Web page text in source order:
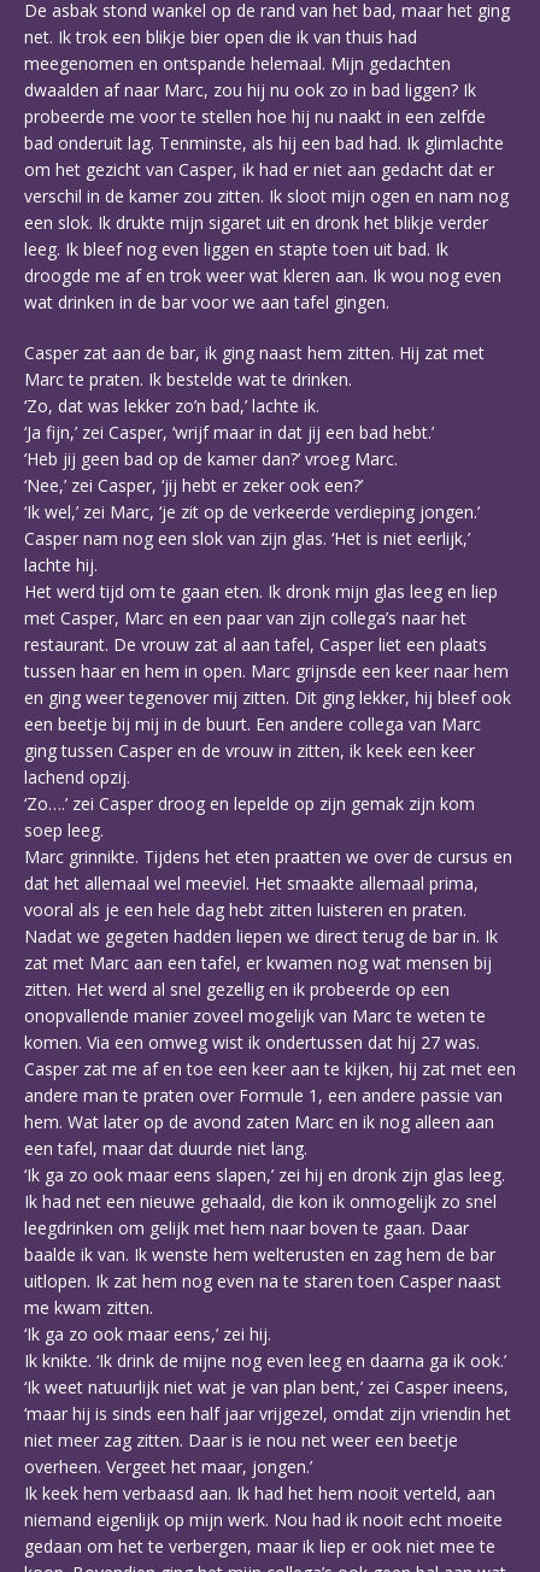
De asbak stond wankel op de rand van het bad, maar het ging
net. Ik trok een blikje bier open die ik van thuis had
meegenomen en ontspande helemaal. Mijn gedachten
dwaalden af naar Marc, zou hij nu ook zo in bad liggen? Ik
probeerde me voor te stellen hoe hij nu naakt in een zelfde
bad onderuit lag. Tenminste, als hij een bad had. Ik glimlachte
om het gezicht van Casper, ik had er niet aan gedacht dat er
verschil in de kamer zou zitten. Ik sloot mijn ogen en nam nog
een slok. Ik drukte mijn sigaret uit en dronk het blikje verder
leeg. Ik bleef nog even liggen en stapte toen uit bad. Ik
droogde me af en trok weer wat kleren aan. Ik wou nog even
wat drinken in de bar voor we aan tafel gingen.
Casper zat aan de bar, ik ging naast hem zitten. Hij zat met
Marc te praten. Ik bestelde wat te drinken.
‘Zo, dat was lekker zo’n bad,’ lachte ik.
‘Ja fijn,’ zei Casper, ‘wrijf maar in dat jij een bad hebt.’
‘Heb jij geen bad op de kamer dan?’ vroeg Marc.
‘Nee,’ zei Casper, ‘jij hebt er zeker ook een?’
‘Ik wel,’ zei Marc, ‘je zit op de verkeerde verdieping jongen.’
Casper nam nog een slok van zijn glas. ‘Het is niet eerlijk,’
lachte hij.
Het werd tijd om te gaan eten. Ik dronk mijn glas leeg en liep
met Casper, Marc en een paar van zijn collega’s naar het
restaurant. De vrouw zat al aan tafel, Casper liet een plaats
tussen haar en hem in open. Marc grijnsde een keer naar hem
en ging weer tegenover mij zitten. Dit ging lekker, hij bleef ook
een beetje bij mij in de buurt. Een andere collega van Marc
ging tussen Casper en de vrouw in zitten, ik keek een keer
lachend opzij.
‘Zo….’ zei Casper droog en lepelde op zijn gemak zijn kom
soep leeg.
Marc grinnikte. Tijdens het eten praatten we over de cursus en
dat het allemaal wel meeviel. Het smaakte allemaal prima,
vooral als je een hele dag hebt zitten luisteren en praten.
Nadat we gegeten hadden liepen we direct terug de bar in. Ik
zat met Marc aan een tafel, er kwamen nog wat mensen bij
zitten. Het werd al snel gezellig en ik probeerde op een
onopvallende manier zoveel mogelijk van Marc te weten te
komen. Via een omweg wist ik ondertussen dat hij 27 was.
Casper zat me af en toe een keer aan te kijken, hij zat met een
andere man te praten over Formule 1, een andere passie van
hem. Wat later op de avond zaten Marc en ik nog alleen aan
een tafel, maar dat duurde niet lang.
‘Ik ga zo ook maar eens slapen,’ zei hij en dronk zijn glas leeg.
Ik had net een nieuwe gehaald, die kon ik onmogelijk zo snel
leegdrinken om gelijk met hem naar boven te gaan. Daar
baalde ik van. Ik wenste hem welterusten en zag hem de bar
uitlopen. Ik zat hem nog even na te staren toen Casper naast
me kwam zitten.
‘Ik ga zo ook maar eens,’ zei hij.
Ik knikte. ‘Ik drink de mijne nog even leeg en daarna ga ik ook.’
‘Ik weet natuurlijk niet wat je van plan bent,’ zei Casper ineens,
‘maar hij is sinds een half jaar vrijgezel, omdat zijn vriendin het
niet meer zag zitten. Daar is ie nou net weer een beetje
overheen. Vergeet het maar, jongen.’
Ik keek hem verbaasd aan. Ik had het hem nooit verteld, aan
niemand eigenlijk op mijn werk. Nou had ik nooit echt moeite
gedaan om het te verbergen, maar ik liep er ook niet mee te